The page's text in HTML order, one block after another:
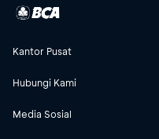
Kantor Pusat
Hubungi Kami
Media Sosial